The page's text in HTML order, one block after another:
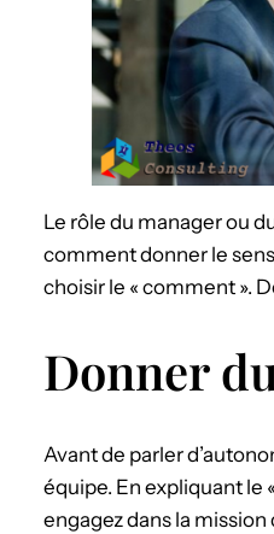
Le rôle du manager ou
comment donner le
choisir le « comment ».
Donner
Avant de parler
équipe. En expliquant le
engagez dans la mission